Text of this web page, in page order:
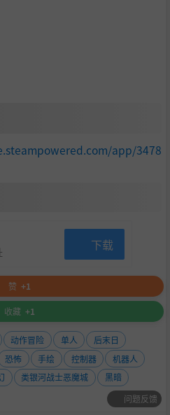
app/3478
下载
赞 +1
收藏 +1
动作冒险 单人
后末日
恐怖 手绘 控制器
机器人
类银河战士恶魔城
黑暗
问题反馈